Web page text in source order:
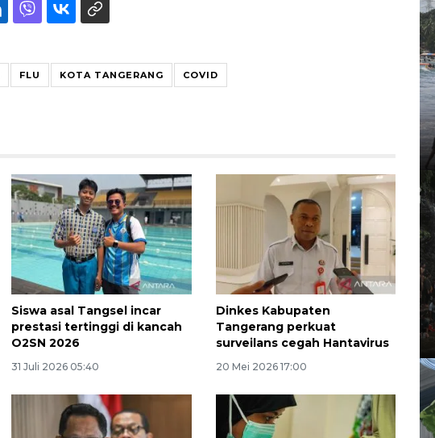
FLU KOTA TANGERANG COVID
Siswa asal Tangsel incar
prestasi tertinggi di kancah
O2SN 2026
31 Juli 2026 05:40
Dinkes Kabupaten
Tangerang perkuat
surveilans cegah Hantavirus
20 Mei 2026 17:00